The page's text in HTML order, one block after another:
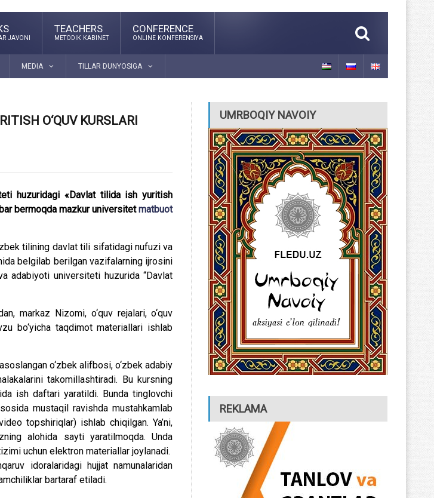
JAVONI
TEACHERS
METODIK KABINET
CONFERENCE
ONLINE KONFERENSIYA
MEDIA TILLAR DUNYOSIGA
O‘QUV KURSLARI
huzuridagi «Davlat tilida ish yuritish
bermoqda mazkur universitetmatbuot
tilining davlat tili sifatidagi nufuzi va
belgilab berilgan vazifalarning ijrosini
adabiyoti universiteti huzurida “Davlat
markaz Nizomi, o‘quv rejalari, o‘quv
bo‘yicha taqdimot materiallari ishlab
o‘zbek alifbosi, o‘zbek adabiy
takomillashtiradi. Bu kursning
ish daftari yaratildi. Bunda tinglovchi
mustaqil ravishda mustahkamlab
topshiriqlar) ishlab chiqilgan. Ya’ni,
alohida sayti yaratilmoqda. Unda
uchun elektron materiallar joylanadi.
idoralaridagi hujjat namunalaridan
bartaraf etiladi.
UMRBOQIY NAVOIY
REKLAMA